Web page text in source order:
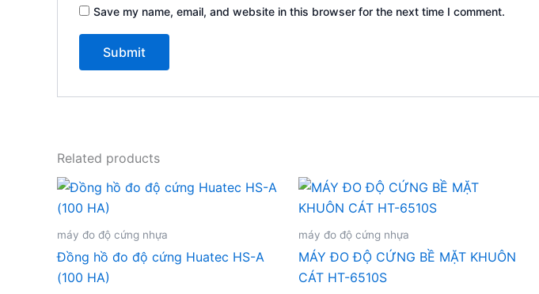
Save my name, email, and website in this browser for the next time I comment.
Related products
máy đo độ cứng nhựa
Đồng hồ đo độ cứng Huatec HS-A
(100 HA)
máy đo độ cứng nhựa
MÁY ĐO ĐỘ CỨNG BỀ MẶT KHUÔN
CÁT HT-6510S